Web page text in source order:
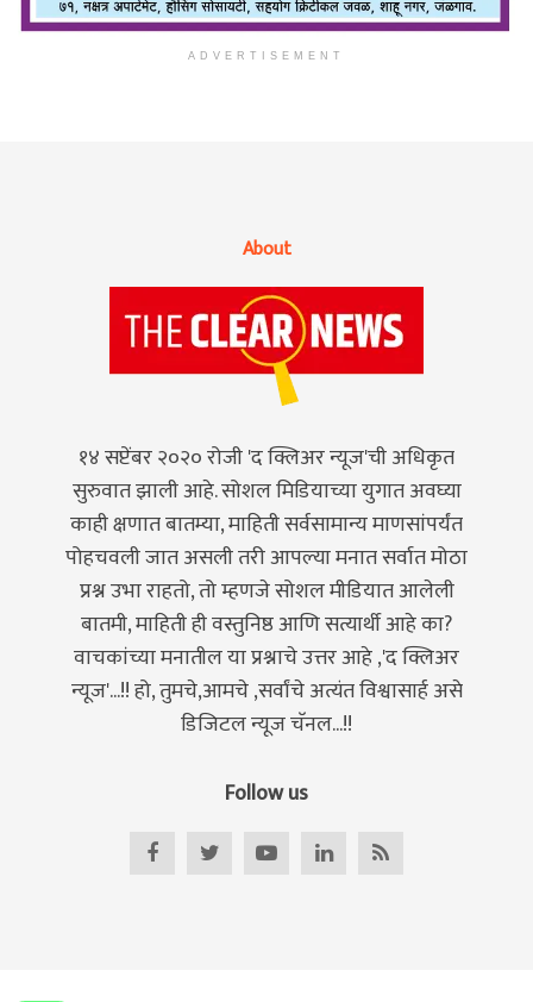
ADVERTISEMENT
About
१४ सप्टेंबर २०२० रोजी 'द क्लिअर न्यूज'ची अधिकृत
सुरुवात झाली आहे. सोशल मिडियाच्या युगात अवघ्या
काही क्षणात बातम्या, माहिती सर्वसामान्य माणसांपर्यंत
पोहचवली जात असली तरी आपल्या मनात सर्वात मोठा
प्रश्न उभा राहतो, तो म्हणजे सोशल मीडियात आलेली
बातमी, माहिती ही वस्तुनिष्ठ आणि सत्यार्थी आहे का?
वाचकांच्या मनातील या प्रश्नाचे उत्तर आहे ,'द क्लिअर
न्यूज'...!! हो, तुमचे,आमचे ,सर्वांचे अत्यंत विश्वासार्ह असे
डिजिटल न्यूज चॅनल...!!
Follow us